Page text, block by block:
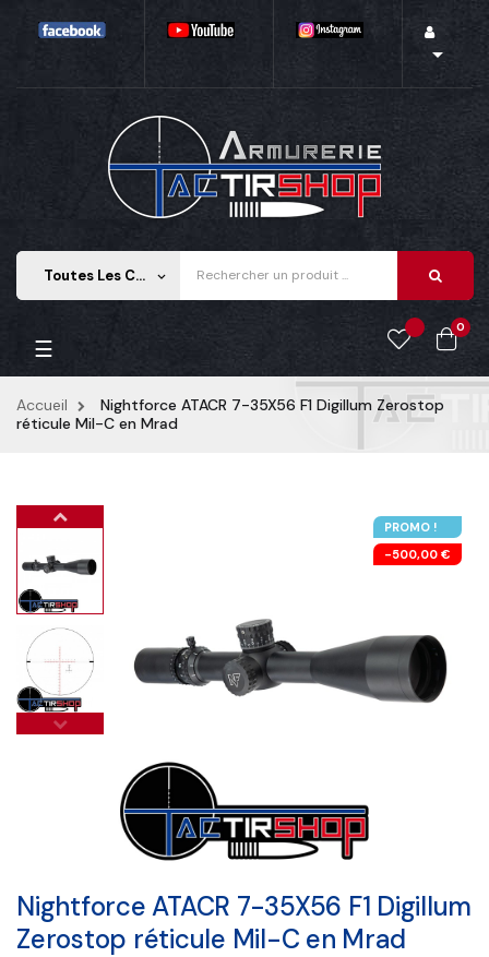

Toutes Les Catégories keyboard_arrow_down
0
Basculer
la
☰
Accueil
Nightforce ATACR 7-35X56 F1 Digillum Zerostop
réticule Mil-C en Mrad
PROMO !
-500,00 €
Nightforce ATACR 7-35X56 F1 Digillum
Zerostop réticule Mil-C en Mrad